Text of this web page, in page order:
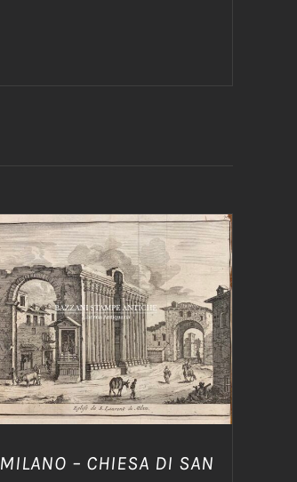
AGGIUNGI AL CARRELLO
/
DETTAGLI
MILANO – CHIESA DI SAN